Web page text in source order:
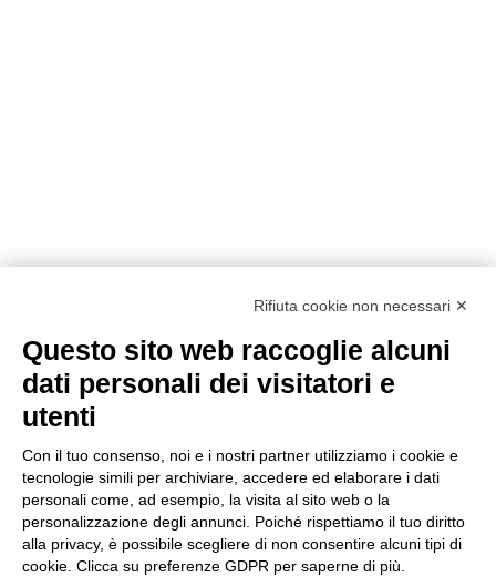
Rifiuta cookie non necessari ✕
Questo sito web raccoglie alcuni
dati personali dei visitatori e
utenti
Con il tuo consenso, noi e i nostri partner utilizziamo i cookie e
tecnologie simili per archiviare, accedere ed elaborare i dati
personali come, ad esempio, la visita al sito web o la
personalizzazione degli annunci. Poiché rispettiamo il tuo diritto
alla privacy, è possibile scegliere di non consentire alcuni tipi di
cookie. Clicca su preferenze GDPR per saperne di più.